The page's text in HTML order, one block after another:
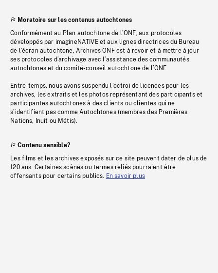
Moratoire sur les contenus autochtones
Conformément au Plan autochtone de l’ONF, aux protocoles
développés par imagineNATIVE et aux lignes directrices du Bureau
de l’écran autochtone, Archives ONF est à revoir et à mettre à jour
ses protocoles d’archivage avec l’assistance des communautés
autochtones et du comité-conseil autochtone de l’ONF.
Entre-temps, nous avons suspendu l’octroi de licences pour les
archives, les extraits et les photos représentant des participants et
participantes autochtones à des clients ou clientes qui ne
s’identifient pas comme Autochtones (membres des Premières
Nations, Inuit ou Métis).
Contenu sensible?
Les films et les archives exposés sur ce site peuvent dater de plus de
120 ans. Certaines scènes ou termes reliés pourraient être
offensants pour certains publics. En savoir plus